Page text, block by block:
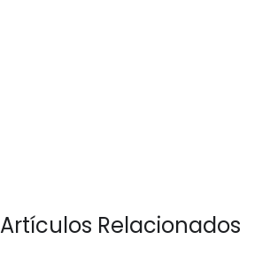
Artículos Relacionados